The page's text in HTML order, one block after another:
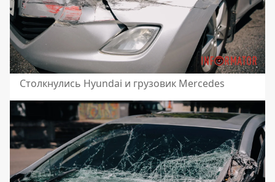
Столкнулись Hyundai и грузовик Mercedes